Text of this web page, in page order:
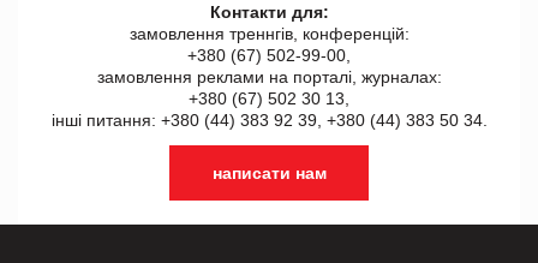
Контакти для:
замовлення треннгів, конференцій:
+380 (67) 502-99-00,
замовлення реклами на порталі, журналах:
+380 (67) 502 30 13,
інші питання: +380 (44) 383 92 39, +380 (44) 383 50 34.
написати нам